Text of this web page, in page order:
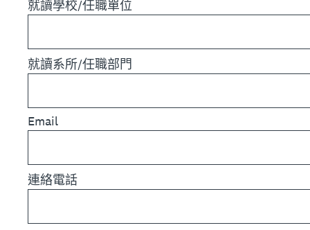
就讀學校/任職單位
就讀系所/任職部門
Email
連絡電話